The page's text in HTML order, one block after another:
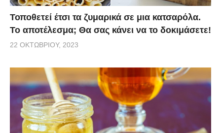
Τοποθετεί έτσι τα ζυμαρικά σε μια κατσαρόλα.
Το αποτέλεσμα; Θα σας κάνει να το δοκιμάσετε!
22 ΟΚΤΩΒΡΊΟΥ, 2023